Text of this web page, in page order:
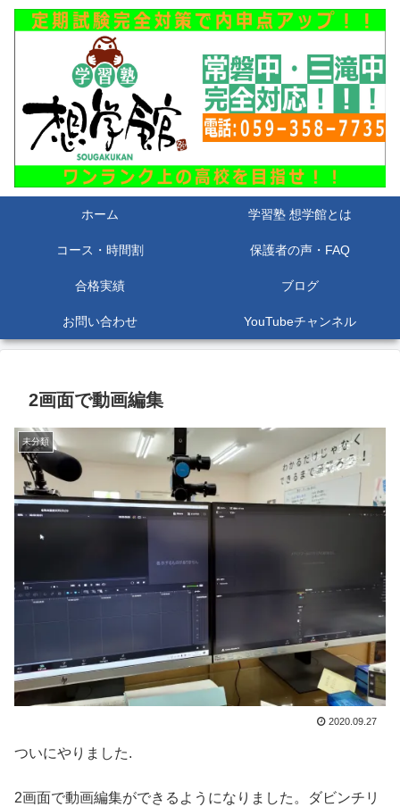
ホーム 学習塾 想学館とは
コース・時間割 保護者の声・FAQ
合格実績 ブログ
お問い合わせ YouTubeチャンネル
2画面で動画編集
未分類
2020.09.27
ついにやりました.
2画面で動画編集ができるようになりました。ダビンチリ